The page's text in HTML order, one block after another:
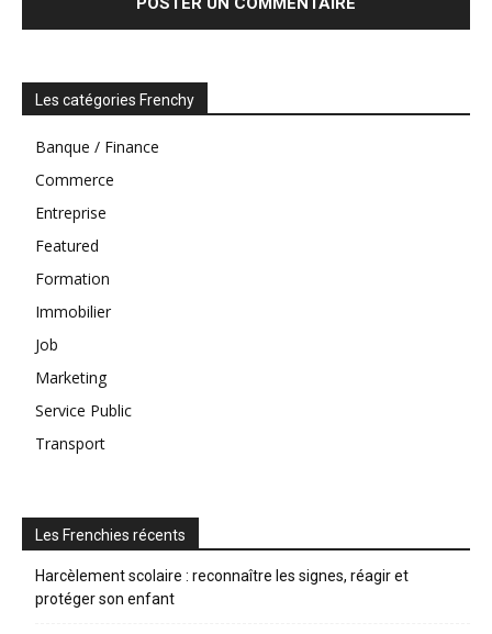
Les catégories Frenchy
Banque / Finance
Commerce
Entreprise
Featured
Formation
Immobilier
Job
Marketing
Service Public
Transport
Les Frenchies récents
Harcèlement scolaire : reconnaître les signes, réagir et
protéger son enfant